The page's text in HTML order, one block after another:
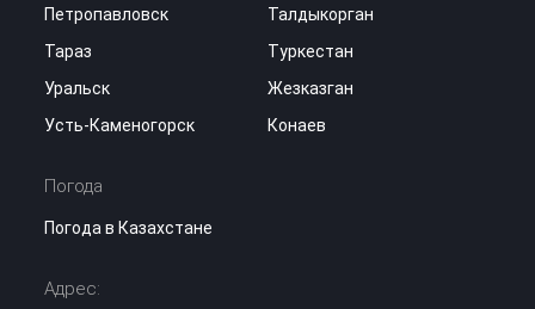
Петропавловск
Талдыкорган
Тараз
Туркестан
Уральск
Жезказган
Усть-Каменогорск
Конаев
Погода
Погода в Казахстане
Адрес: